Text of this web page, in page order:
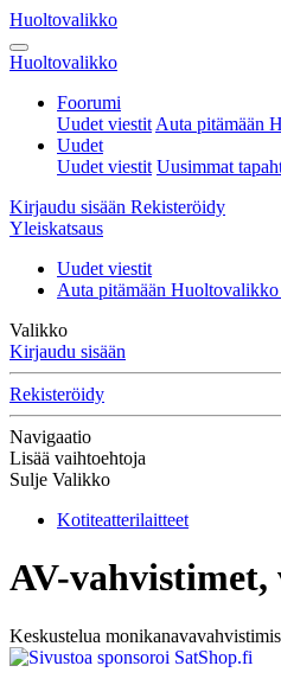
Huoltovalikko
Huoltovalikko
Foorumi
Uudet viestit Auta pitämään
Uudet
Uudet viestit Uusimmat
Kirjaudu sisään Rekisteröidy
Yleiskatsaus
Uudet viestit
Auta pitämään Huoltovalikko
Valikko
Kirjaudu sisään
Rekisteröidy
Navigaatio
Lisää vaihtoehtoja
Sulje Valikko
Kotiteatterilaitteet
AV-vahvistimet,
Keskustelua